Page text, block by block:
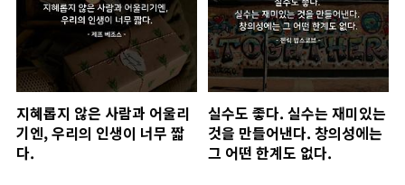
지혜롭지 않은 사람과 어울리
기엔, 우리의 인생이 너무 짧
다.
실수도 좋다. 실수는 재미있는
것을 만들어낸다. 창의성에는
그 어떤 한계도 없다.